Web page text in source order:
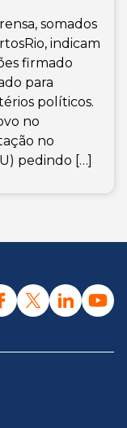
somados
indicam
firmado
para
políticos.
no
no
pedindo […]